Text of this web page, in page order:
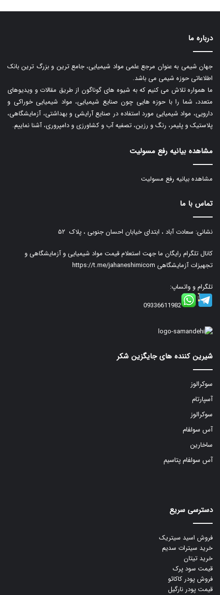
درباره ما
جهان شیمی به عنوان مرجع علمی مواد شیمیایی، جامع ترین و بزرگ ترین بانک
اطلاعاتی حوزه شیمی می باشد.
ما همواره تلاش می کنیم که به شیوه های گوناگون از طریق مقالات و ویدیوهای
متعدد، شما را با حوزه هایی چون صنایع شیمیایی، مواد شیمیایی خوراکی و
دارویی، مواد شیمیایی مورد استفاده در صنایع آرایشی و بهداشتی، آزمایشگاهی،
پلاستیک و پلیمر، رنگ و رزین، تصفیه آب و کشاورزی و دامپروری، آشنا نماییم.
مشاهده بیانیه رفع مسولیت
مشاهده بیانیه رفع مسولیت
تماس با ما
نشانی: سعادت آباد ، ابتدای خیابان احسان جنوبی ، پلاک ۵۲
کانال تلگرام رایگان ما جهت استعلام قیمت مواد شیمیایی و آزمایشگاهی و
تجهیزات آزمایشگاهی https://t.me/jahaneshimicom
تلگرام و واتساپ:
09336611982
شیرین کننده های جایگزین شکر
سوکرالوز
آسپارتام
سوکرالوز
آس سولفام
ساخارین
آس سولفام پتاسیم
دسترسی سریع
فروش اسید سیتریک
خرید سیترات سدیم
خرید تیتان
قیمت سود پرک
فروش پودر کاکائو
قیمت پودر نارگیل